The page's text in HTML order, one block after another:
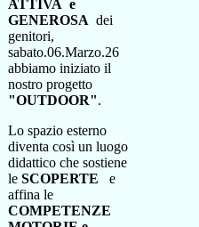
ATTIVA e
GENEROSA dei
genitori,
sabato.06.Marzo.26
abbiamo iniziato il
nostro progetto
"OUTDOOR".
Lo spazio esterno
diventa così un luogo
didattico che sostiene
le SCOPERTE e
affina le
COMPETENZE